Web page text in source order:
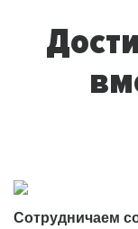
Сотрудничаем